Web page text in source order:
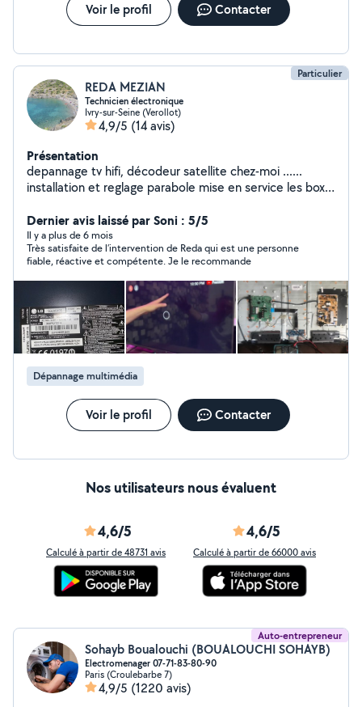
Voir le profil Contacter
Particulier
REDA MEZIAN
Technicien électronique
Ivry-sur-Seine (Verollot)
4,9/5 (14 avis)
Présentation
depannage tv hifi, décodeur satellite chez-moi ......
installation et reglage parabole mise en service les box
bricolage dépannage informatique
Dernier avis laissé par Soni : 5/5
Il y a plus de 6 mois
Très satisfaite de l’intervention de Reda qui est une personne
fiable, réactive et compétente. Je le recommande
Dépannage multimédia
Voir le profil Contacter
Nos utilisateurs nous évaluent
4,6/5
Calculé à partir de 48731 avis
4,6/5
Calculé à partir de 66000 avis
Auto-entrepreneur
Sohayb Boualouchi (BOUALOUCHI SOHAYB)
Electromenager 07-71-83-80-90
Paris (Croulebarbe 7)
4,9/5 (1220 avis)